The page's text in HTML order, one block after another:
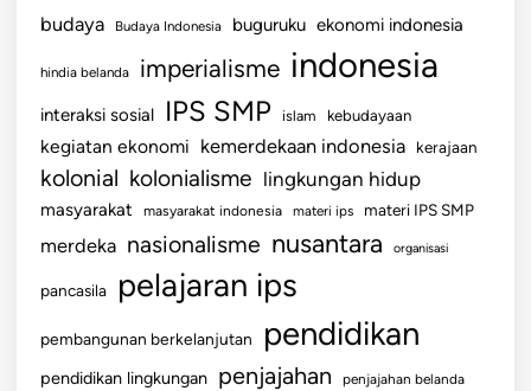
budaya Budaya Indonesia buguruku ekonomi indonesia
hindia belanda imperialisme indonesia
interaksi sosial IPS SMP islam kebudayaan
kegiatan ekonomi kemerdekaan indonesia kerajaan
kolonial kolonialisme lingkungan hidup
masyarakat masyarakat indonesia materi ips materi IPS SMP
merdeka nasionalisme nusantara organisasi
pancasila pelajaran ips
pembangunan berkelanjutan pendidikan
pendidikan lingkungan penjajahan penjajahan belanda